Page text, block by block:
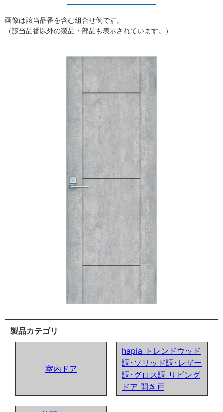
画像は該当品番を含む組合せ例です。
（該当品番以外の製品・部品も表示されています。）
製品カテゴリ
室内ドア
hapia トレンドウッド
調･ソリッド調･レザー
調･グロス調 リビング
ドア 開き戸